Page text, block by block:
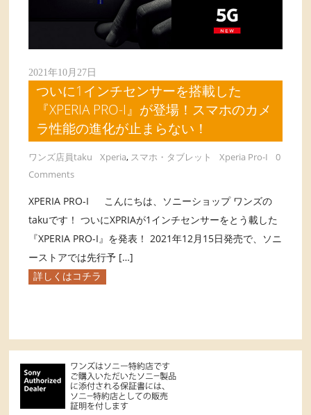
2021年10月27日
ついに1インチセンサーを搭載した
『XPERIA PRO-I』が登場！スマホのカメ
ラ性能の進化が止まらない！
ワンズ店員taku Xperia, スマホ・タブレット Xperia Pro-I
0
Comments
XPERIA PRO-I こんにちは、ソニーショップ ワンズの
takuです！ ついにXPRIAが1インチセンサーをとう載した
『XPERIA PRO-I』を発表！ 2021年12月15日発売で、ソニ
ーストアでは先行予 […]
詳しくはコチラ